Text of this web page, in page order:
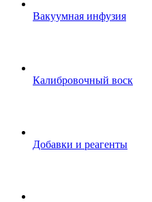
Вакуумная инфузия
Калибровочный воск
Добавки и реагенты